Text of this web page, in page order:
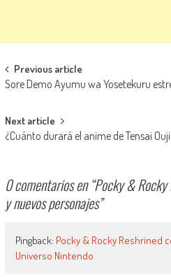
Navegación de entradas
Previous article
Sore Demo Ayumu wa Yosetekuru
Next article
¿Cuánto durará el anime de Tensai
0 comentarios en “Pocky & Rocky
y nuevos personajes”
Pingback: Pocky & Rocky Reshrined
Universo Nintendo